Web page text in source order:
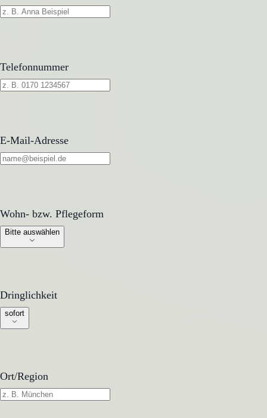
Telefonnummer
E-Mail-Adresse
Wohn- bzw. Pflegeform
Wohn- bzw. Pflegeform
Bitte auswählen
Dringlichkeit
Dringlichkeit
sofort
Ort/Region